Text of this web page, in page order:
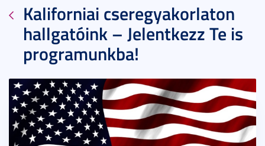
Kaliforniai cseregyakorlaton
hallgatóink – Jelentkezz Te is
programunkba!